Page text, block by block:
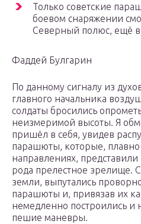
Только советские
боевом снаряжении
Северный полюс, ещё в
Фаддей Булгарин
По данному сигналу из
главного начальника
солдаты бросились
неизмеримой высоты. Я
пришёл в себя, увидев
парашюты, которые, плавно
направлениях,
рода прелестное зрелище.
земли, выпутались
парашюты и, привязав их
немедленно построились и
пешие маневры.